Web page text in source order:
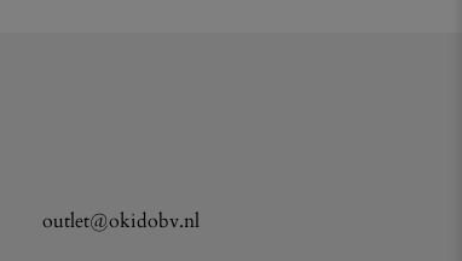
outlet@okidobv.nl